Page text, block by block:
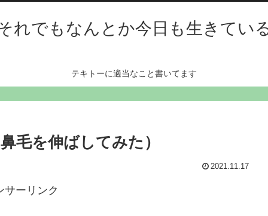
れでもなんとか今日も生きてい
テキトーに適当なこと書いてます
毛を伸ばしてみた）
2021.11.17
サーリンク